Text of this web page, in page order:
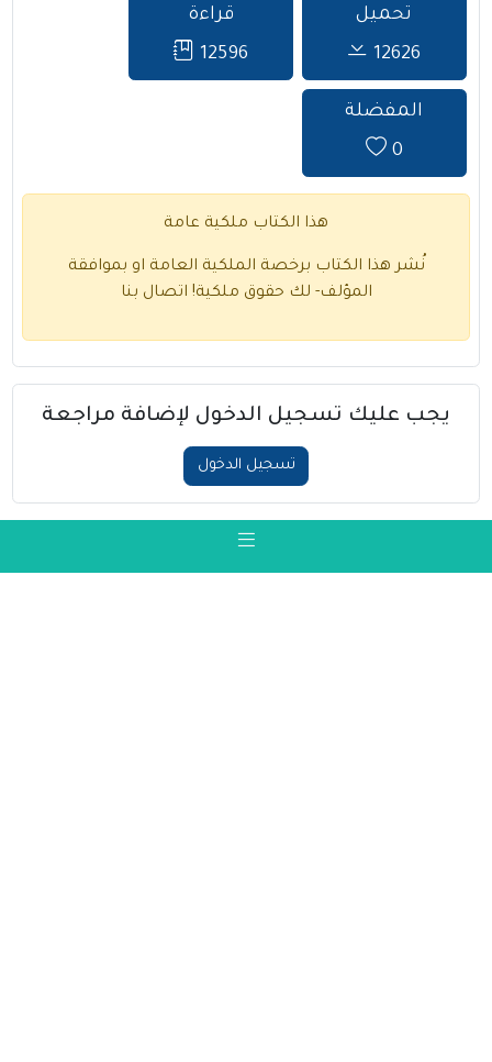
تحميل
12626
قراءة
12596
المفضلة
0
هذا الكتاب ملكية عامة
نُشر هذا الكتاب برخصة الملكية العامة او بموافقة
المؤلف- لك حقوق ملكية! اتصال بنا
يجب عليك تسجيل الدخول لإضافة مراجعة
تسجيل الدخول